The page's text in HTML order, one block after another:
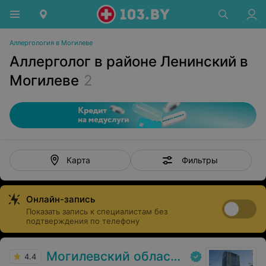
Аллергология в Могилеве
Аллерголог в районе Ленинский в
Могилеве 2
Карта Фильтры
Онлайн-запись
Показать запись к специалистам без
подтверждения по телефону
4.4 Могилевский областной лечебно-диагностический центр